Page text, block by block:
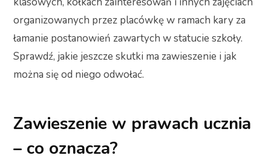
organizowanych przez placówkę w ramach kary za
łamanie postanowień zawartych w statucie szkoły.
Sprawdź, jakie jeszcze skutki ma zawieszenie i jak
można się od niego odwołać.
Zawieszenie w prawach ucznia
– co oznacza?